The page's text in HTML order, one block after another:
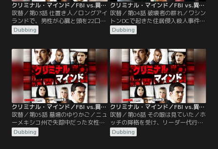
クリミナル・マインド／FBI vs.異常犯罪 シーズン5 第03話／吹替
吹替／第03話 仕置き人／ロングアイ
ランドで、男性が心臓と頭を22口径
で撃たれ、両手を切断される。他に
も同じ手口の銃殺事件が2件起きて
られ、もう一方は絶食と拷問の跡が
あった。ロッシにとっては、現場は
30年前に捨てた故郷。ホッチに捜査
から外れたいと申し出るものの、留
守番は負傷中のリードだけに…。
Dubbing
クリミナル・マインド／FBI vs.異常犯罪 シーズン5 第04話／吹替
吹替／第04話 破壊者の群れ／ワシン
トンDCで起きた住居侵入殺人事件へ
の協力要請を受けるBAU。高級住宅
街に住む2組の夫婦が殺害され、死
メンバーは、壮絶な暴行の跡に言葉
を失う。最近多発している破壊行為
との関連性を探りながら、プロファ
イルを進めていく。犯人は、地元の
体を鍛え上げた複数の男たちと発表
するが…。
Dubbing
クリミナル・マインド／FBI vs.異常犯罪 シーズン5 第05話／吹替
吹替／第05話 墓場のゆりかご／ニュ
ーメキシコ州で失踪中だった女性の
遺体が、高速脇に遺棄され発見され
る。死因は窒息だったが、性的虐待
Dubbing
クリミナル・マインド／FBI vs.異常犯罪 シーズン5 第06話／吹替
吹替／第06話 その眼は見ていた／ホ
ッチの降格を受け、リーダー代行を
任されたモーガン。BAUメンバーは
複雑な心境を抱えたまま、新たな事
Dubbing